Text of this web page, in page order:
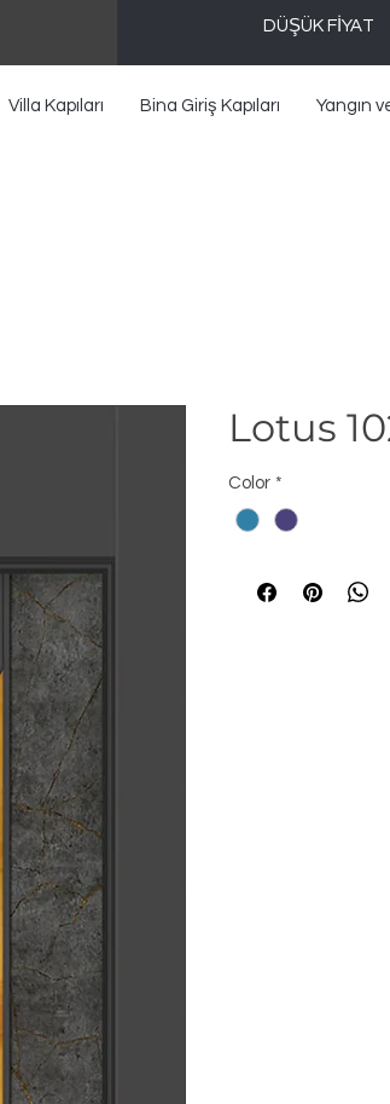
DÜŞÜK FİYAT
Villa Kapıları Bina Giriş Kapıları Yangın
Lotus
Color *